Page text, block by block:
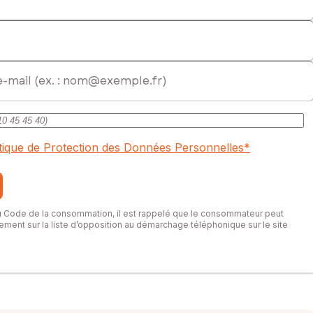
de Protection des Données Personnelles*
Code de la consommation, il est rappelé que le consommateur peut
sur la liste d’opposition au démarchage téléphonique sur le site